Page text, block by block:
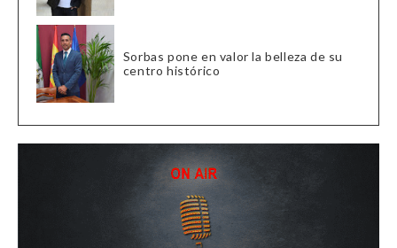
Sorbas pone en valor la belleza de su
centro histórico